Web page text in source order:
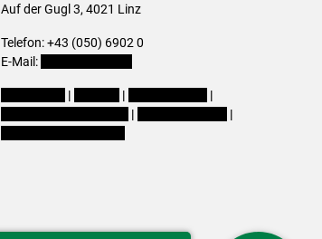
Auf der Gugl 3, 4021 Linz
Telefon: +43 (050) 6902 0
E-Mail:
| |
|
|
|